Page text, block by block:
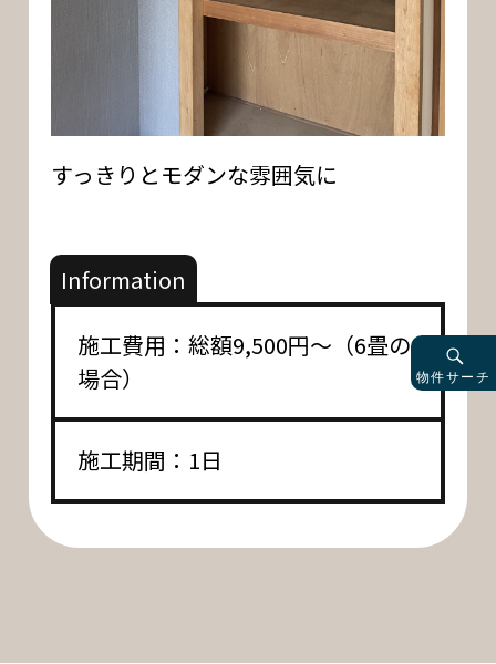
すっきりとモダンな雰囲気に
Information
施工費用：総額9,500円～（6畳の
場合）
施工期間：1日
物件サーチ